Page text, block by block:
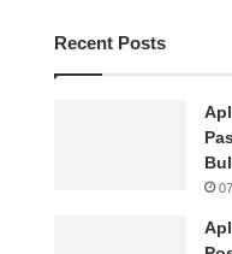
Recent Posts